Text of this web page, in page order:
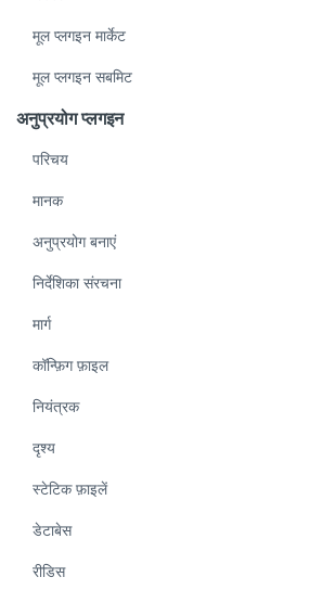
मूल प्लगइन मार्केट
मूल प्लगइन सबमिट
अनुप्रयोग प्लगइन
परिचय
मानक
अनुप्रयोग बनाएं
निर्देशिका संरचना
मार्ग
कॉन्फ़िग फ़ाइल
नियंत्रक
दृश्य
स्टेटिक फ़ाइलें
डेटाबेस
रीडिस